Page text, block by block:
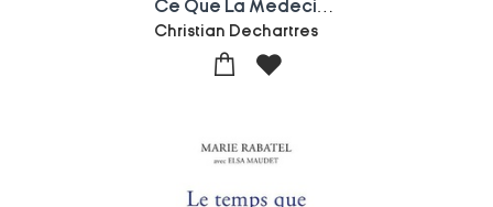
Christian Dechartres